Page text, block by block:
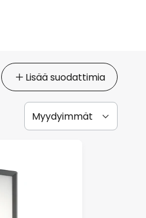
Lisää suodattimia